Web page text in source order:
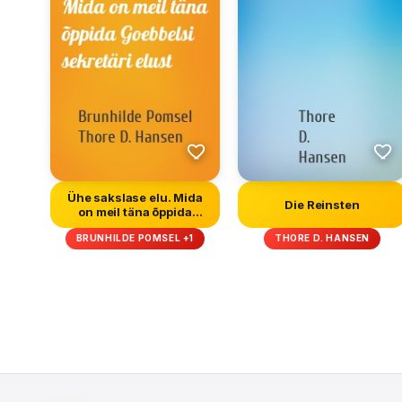
Ühe sakslase elu. Mida
on meil täna õppida
Goebbel...
BRUNHILDE POMSEL +1
Die Reinsten
THORE D. HANSEN